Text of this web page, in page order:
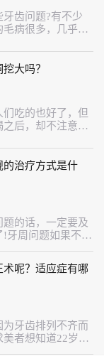
齿问题?有不少
病很多，几乎大
复的。
大吗？
吃的也好了，但
后，却不注意爱
齿坏了可以做根管
的治疗方式是什
的话，一定要及
!牙周问题如果不进
越来越严重的，牙
呢？适应症有哪
牙齿排列不齐而
者想知道22岁的
正手术，医生对此